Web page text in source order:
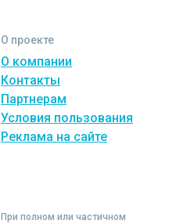
О проекте
О компании
Контакты
Партнерам
Условия пользования
Реклама на сайте
При полном или частичном